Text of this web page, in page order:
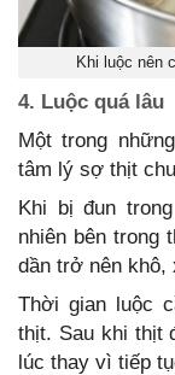
Khi luộc nên
4. Luộc quá lâu
Một trong
tâm lý sợ thịt
Khi bị đun
nhiên bên trong
dần trở nên khô,
Thời gian luộc
thịt. Sau khi thịt
lúc thay vì tiếp